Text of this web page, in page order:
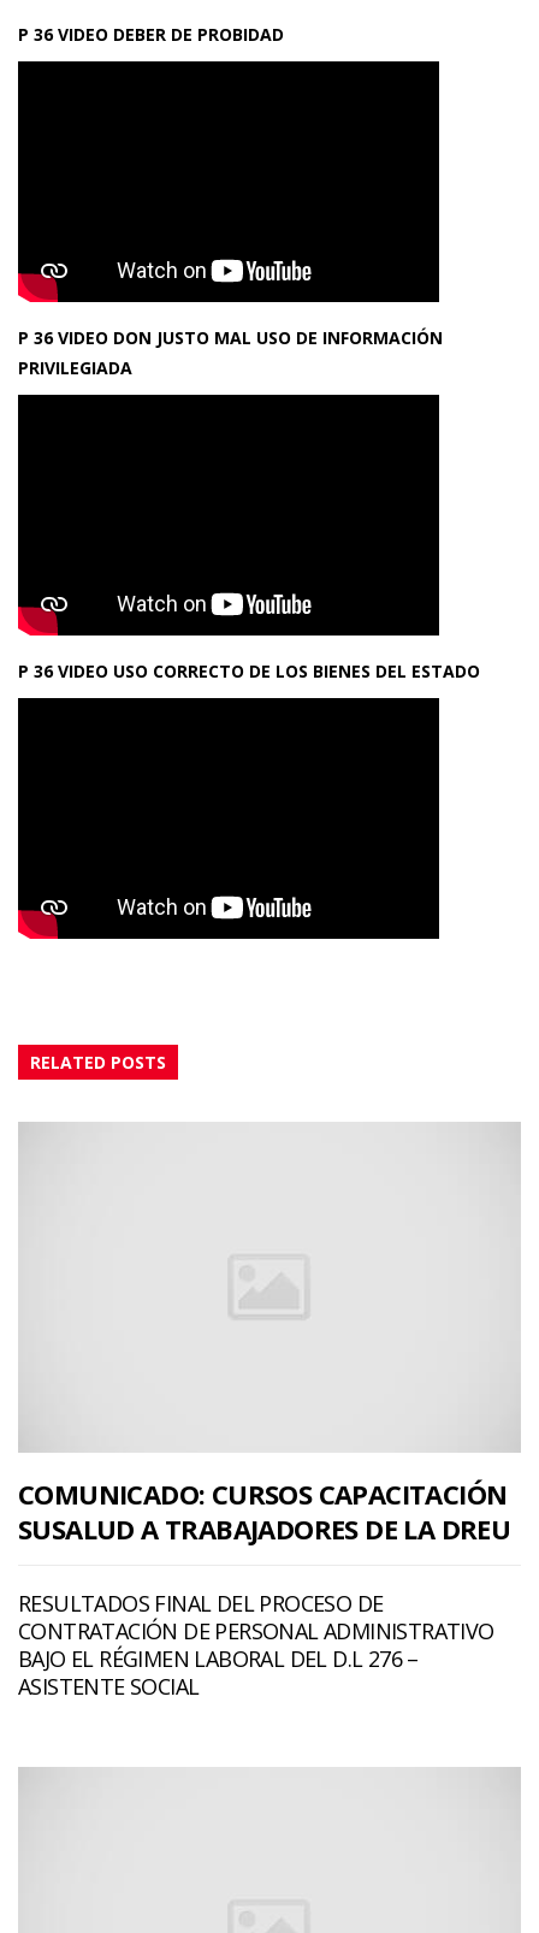
P 36 VIDEO DEBER DE PROBIDAD
P 36 VIDEO DON JUSTO MAL USO DE INFORMACIÓN
PRIVILEGIADA
P 36 VIDEO USO CORRECTO DE LOS BIENES DEL ESTADO
RELATED POSTS
COMUNICADO: CURSOS CAPACITACIÓN
SUSALUD A TRABAJADORES DE LA DREU
RESULTADOS FINAL DEL PROCESO DE
CONTRATACIÓN DE PERSONAL ADMINISTRATIVO
BAJO EL RÉGIMEN LABORAL DEL D.L 276 –
ASISTENTE SOCIAL